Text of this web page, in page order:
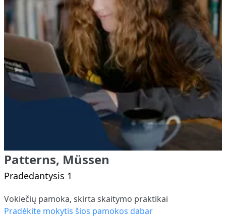
Patterns, Müssen
Pradedantysis 1
Vokiečių pamoka, skirta skaitymo praktikai
Pradėkite mokytis šios pamokos dabar